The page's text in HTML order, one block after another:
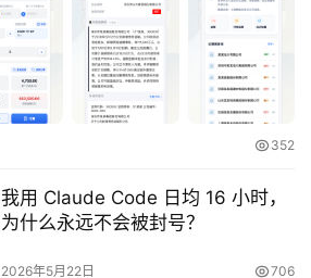
352
我用 Claude Code 日均 16 小时，
为什么永远不会被封号？
2026年5月22日 706